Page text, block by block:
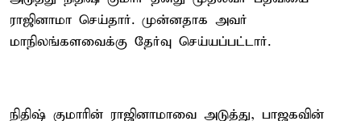
ராஜினாமா செய்தார். முன்னதாக அவர்
மாநிலங்களவைக்கு தேர்வு செய்யப்பட்டார்.
நிதிஷ் குமாரின் ராஜினாமாவை அடுத்து, பாஜகவின்